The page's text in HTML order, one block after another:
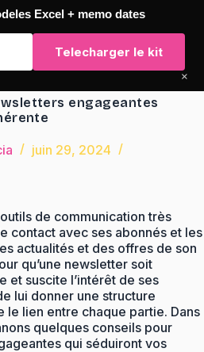
engageantes
juin 29, 2024
de communication très
contact avec ses abonnés et les
actualités et des offres de son
qu’une newsletter soit
et suscite l’intérêt de ses
lui donner une structure
lien entre chaque partie. Dans
quelques conseils pour
qui séduiront vos
Excel + memo dates
Telecharger le kit
×